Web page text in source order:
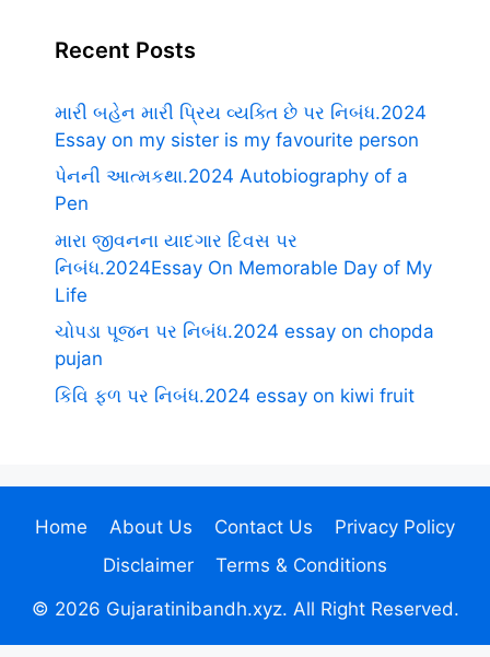
Recent Posts
મારી બહેન મારી પ્રિય વ્યક્તિ છે પર નિબંધ.2024
Essay on my sister is my favourite person
પેનની આત્મકથા.2024 Autobiography of a
Pen
મારા જીવનના યાદગાર દિવસ પર
નિબંધ.2024Essay On Memorable Day of My
Life
ચોપડા પૂજન પર નિબંધ.2024 essay on chopda
pujan
કિવિ ફળ પર નિબંધ.2024 essay on kiwi fruit
Home About Us Contact Us
Privacy Policy
Disclaimer
Terms & Conditions
© 2026 Gujaratinibandh.xyz. All Right Reserved.